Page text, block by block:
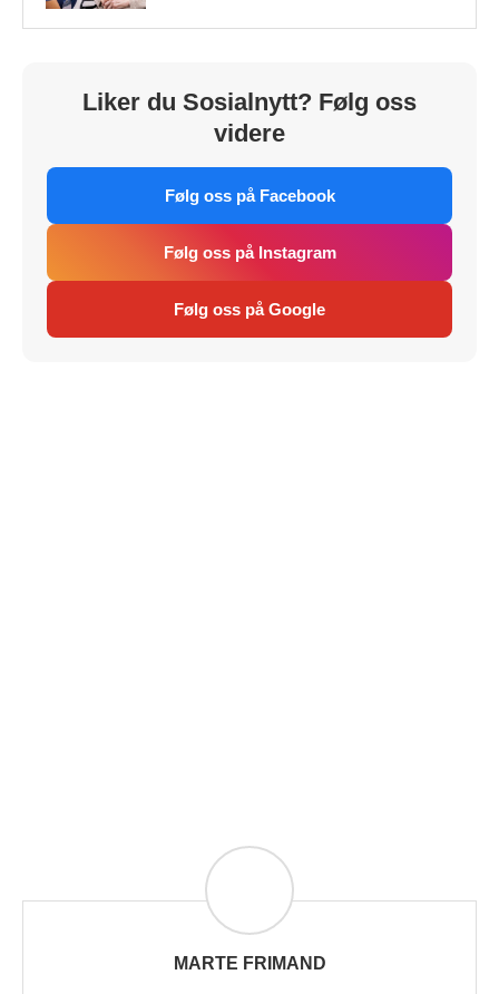
Liker du Sosialnytt? Følg oss
videre
Følg oss på Facebook
Følg oss på Instagram
Følg oss på Google
MARTE FRIMAND